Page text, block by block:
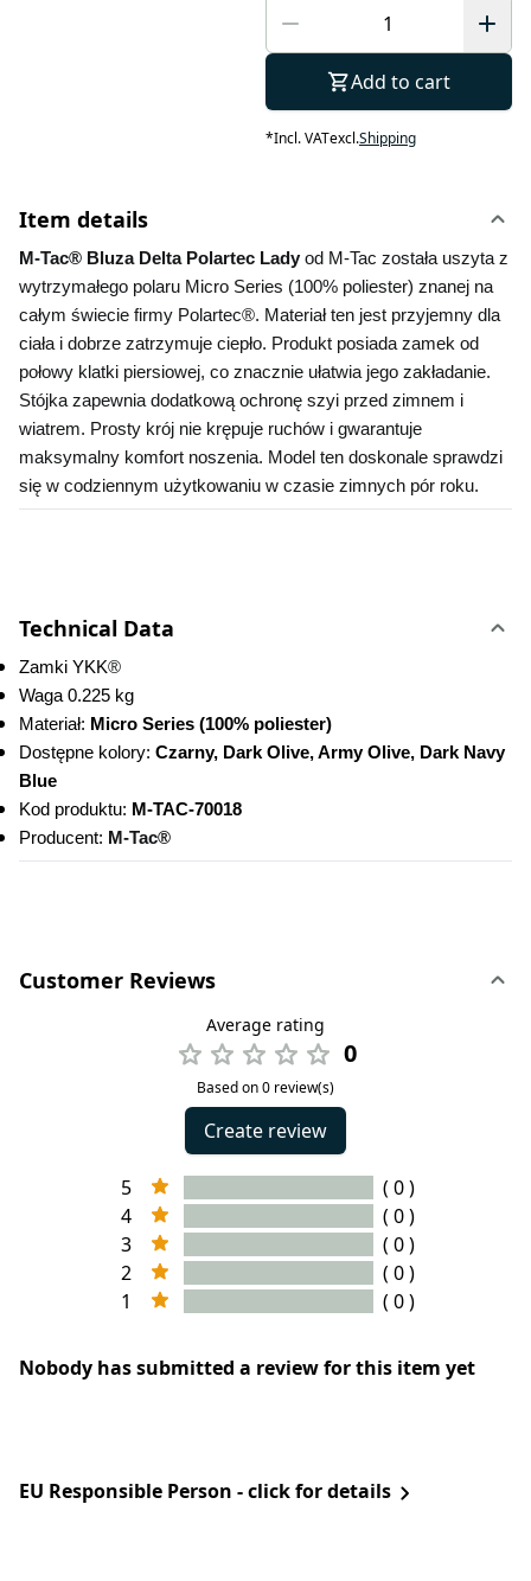
Add to cart
*Incl. VATexcl.Shipping
Item details
M-Tac® Bluza Delta Polartec Lady od M-Tac została uszyta z
wytrzymałego polaru Micro Series (100% poliester) znanej na
całym świecie firmy Polartec®. Materiał ten jest przyjemny dla
ciała i dobrze zatrzymuje ciepło. Produkt posiada zamek od
połowy klatki piersiowej, co znacznie ułatwia jego zakładanie.
Stójka zapewnia dodatkową ochronę szyi przed zimnem i
wiatrem. Prosty krój nie krępuje ruchów i gwarantuje
maksymalny komfort noszenia. Model ten doskonale sprawdzi
się w codziennym użytkowaniu w czasie zimnych pór roku.
Technical Data
Zamki YKK®
Waga 0.225 kg
Materiał: Micro Series (100% poliester)
Dostępne kolory: Czarny, Dark Olive, Army Olive, Dark Navy
Blue
Kod produktu: M-TAC-70018
Producent: M-Tac®
Customer Reviews
Average rating
0
Based on 0 review(s)
Create review
5
( 0 )
4
( 0 )
3
( 0 )
2
( 0 )
1
( 0 )
Nobody has submitted a review for this item yet
EU Responsible Person - click for details